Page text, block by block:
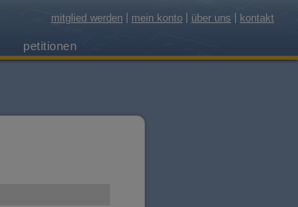
mitglied werden mein konto über uns kontakt
petitionen